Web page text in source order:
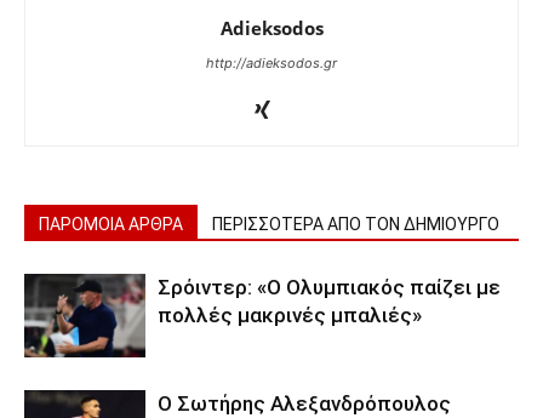
Adieksodos
http://adieksodos.gr
ΠΑΡΟΜΟΙΑ ΑΡΘΡΑ ΠΕΡΙΣΣΟΤΕΡΑ ΑΠΟ ΤΟΝ ΔΗΜΙΟΥΡΓΟ
Σρόιντερ: «Ο Ολυμπιακός παίζει με
πολλές μακρινές μπαλιές»
Ο Σωτήρης Αλεξανδρόπουλος